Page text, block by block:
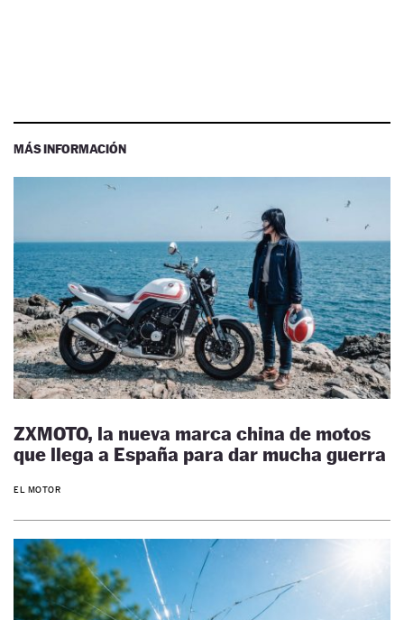
MÁS INFORMACIÓN
ZXMOTO, la nueva marca china de motos
que llega a España para dar mucha guerra
EL MOTOR